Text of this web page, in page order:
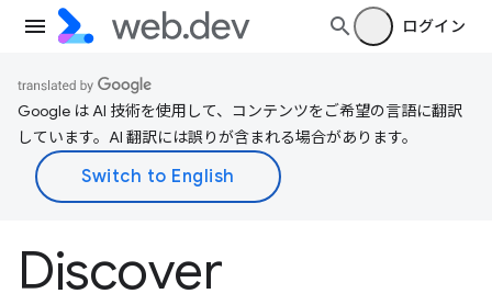
ログイン
Google は AI 技術を使用して、コンテンツをご希望の言語に翻訳
しています。AI 翻訳には誤りが含まれる場合があります。
Discover